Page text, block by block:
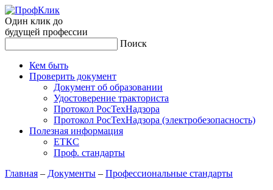
Один клик до
будущей профессии
Поиск
Кем быть
Проверить документ
Документ об образовании
Удостоверение тракториста
Протокол РосТехНадзора
Протокол РосТехНадзора (электробезопасность)
Полезная информация
ЕТКС
Проф. стандарты
Главная – Документы – Профессиональные стандарты